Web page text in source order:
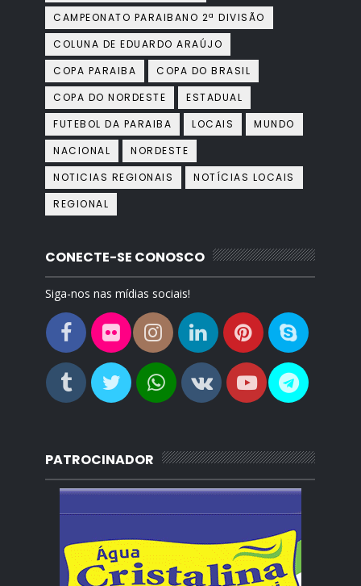
CAMPEONATO PARAIBANO 2ª DIVISÃO
COLUNA DE EDUARDO ARAÚJO
COPA PARAIBA
COPA DO BRASIL
COPA DO NORDESTE
ESTADUAL
FUTEBOL DA PARAIBA
LOCAIS
MUNDO
NACIONAL
NORDESTE
NOTICIAS REGIONAIS
NOTÍCIAS LOCAIS
REGIONAL
CONECTE-SE CONOSCO
Siga-nos nas mídias sociais!
PATROCINADOR